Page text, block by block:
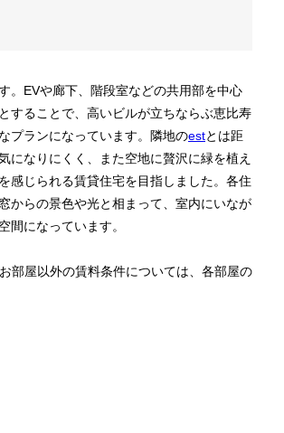
。EVや廊下、階段室などの共用部を中心
することで、高いビルが立ちならぶ恵比寿
プランになっています。隣地のestとは距
になりにくく、また空地に贅沢に緑を植え
感じられる賃貸住宅を目指しました。各住
からの景色や光と相まって、室内にいなが
間になっています。
部屋以外の賃料条件については、各部屋の